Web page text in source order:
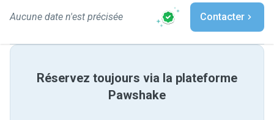
Aucune date n'est précisée Contacter
Réservez toujours via la plateforme
Pawshake